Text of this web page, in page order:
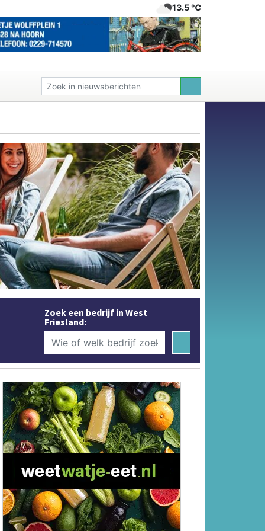
13.5 ℃
Zoek een bedrijf in West
Friesland: